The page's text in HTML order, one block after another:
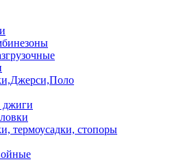
джиги
термоусадки, стопоры